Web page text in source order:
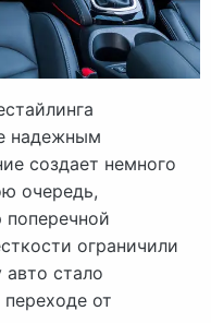
надежным
создает немного
очередь,
поперечной
ограничили
авто стало
от